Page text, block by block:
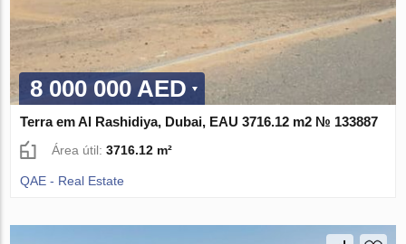
8 000 000 AED
Terra em Al Rashidiya, Dubai, EAU 3716.12 m2 № 133887
Área útil:3716.12 m²
QAE - Real Estate